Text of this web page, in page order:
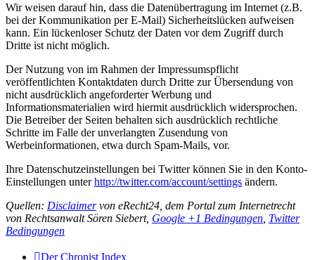
Wir weisen darauf hin, dass die Datenübertragung im Internet (z.B.
bei der Kommunikation per E-Mail) Sicherheitslücken aufweisen
kann. Ein lückenloser Schutz der Daten vor dem Zugriff durch
Dritte ist nicht möglich.
Der Nutzung von im Rahmen der Impressumspflicht
veröffentlichten Kontaktdaten durch Dritte zur Übersendung von
nicht ausdrücklich angeforderter Werbung und
Informationsmaterialien wird hiermit ausdrücklich widersprochen.
Die Betreiber der Seiten behalten sich ausdrücklich rechtliche
Schritte im Falle der unverlangten Zusendung von
Werbeinformationen, etwa durch Spam-Mails, vor.
Ihre Datenschutzeinstellungen bei Twitter können Sie in den Konto-
Einstellungen unterhttp://twitter.com/account/settings ändern.
Quellen: Disclaimervon eRecht24, dem Portal zum Internetrecht
von Rechtsanwalt Sören Siebert, Google +1 Bedingungen Twitter
Bedingungen
Der Chronist Index